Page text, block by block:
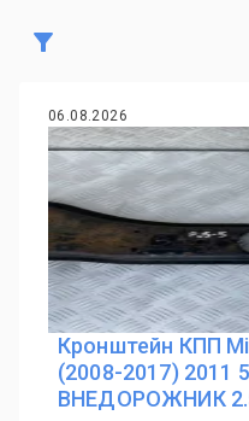
06.08.2026
Кронштейн КПП
(2008-2017) 2011
ВНЕДОРОЖНИК